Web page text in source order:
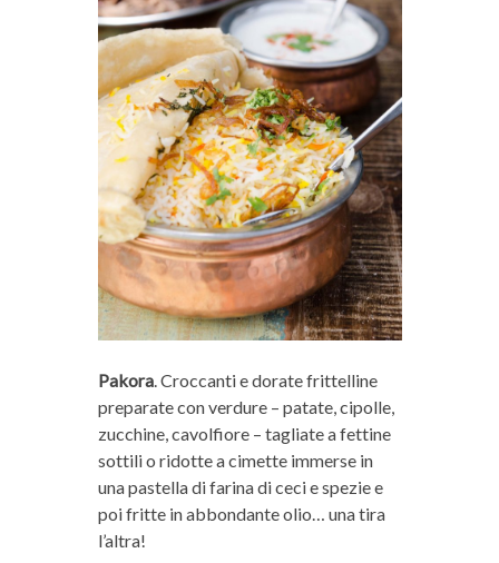
Pakora. Croccanti e dorate frittelline
preparate con verdure – patate, cipolle,
zucchine, cavolfiore – tagliate a fettine
sottili o ridotte a cimette immerse in
una pastella di farina di ceci e spezie e
poi fritte in abbondante olio… una tira
l’altra!